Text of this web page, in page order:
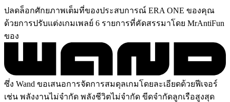
ปลดล็อกศักยภาพเต็มที่ของประสบการณ์ ERA ONE ของคุณ
ด้วยการปรับแต่งเกมเพลย์ 6 รายการที่คัดสรรมาโดย MrAntiFun
ของ
ซึ่ง Wand ขอเสนอการจัดการสมดุลเกมโดยละเอียดด้วยฟีเจอร์
เช่น พลังงานไม่จำกัด พลังชีวิตไม่จำกัด ขีดจำกัดลูกเรือสูงสุด